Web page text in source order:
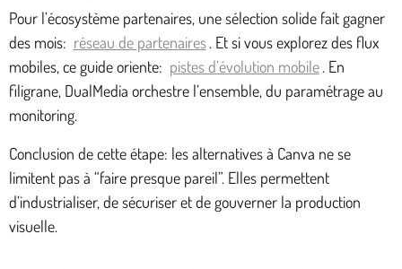
Pour l’écosystème partenaires, une sélection solide fait gagner
des mois: réseau de partenaires . Et si vous explorez des flux
mobiles, ce guide oriente: pistes d’évolution mobile . En
filigrane, DualMedia orchestre l’ensemble, du paramétrage au
monitoring.
Conclusion de cette étape: les alternatives à Canva ne se
limitent pas à “faire presque pareil”. Elles permettent
d’industrialiser, de sécuriser et de gouverner la production
visuelle.